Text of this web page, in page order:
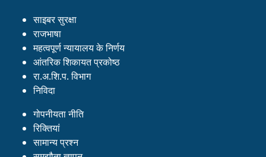
साइबर सुरक्षा
राजभाषा
महत्वपूर्ण न्यायालय के निर्णय
आंतरिक शिकायत प्रकोष्ठ
रा.अ.शि.प. विभाग
निविदा
गोपनीयता नीति
रिक्तियां
सामान्य प्रश्न